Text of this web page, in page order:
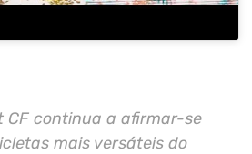
CF continua a afirmar-se
mais versáteis do